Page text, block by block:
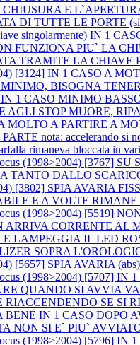
E
DI TUTTE LE PORTE (si
singolarmente) IN 1
FUNZIONA PIU` LA
TRAMITE LA CHIAVE
[3124] IN 1 CASO A
BISOGNA
1 CASO MINIMO
AGLI STOP MUORE,
MOLTO A PARTIRE A
nota: accelerando si
rimaneva bloccata in
(1998>2004) [3767] SU
TANTO DALLO
[3802] SPIA AVARIA
E A VOLTE RIMANE
(1998>2004) [5519]
ARRIVA CORRENTE AL
LAMPEGGIA IL LED
SOPRA
[5657] SPIA AVARIA
(1998>2004) [5707] IN
QUANDO SI AVVIA
RIACCENDENDO SE SI
BENE IN 1 CASO DOPO
NON SI E` PIU`
(1998>2004) [5796] IN